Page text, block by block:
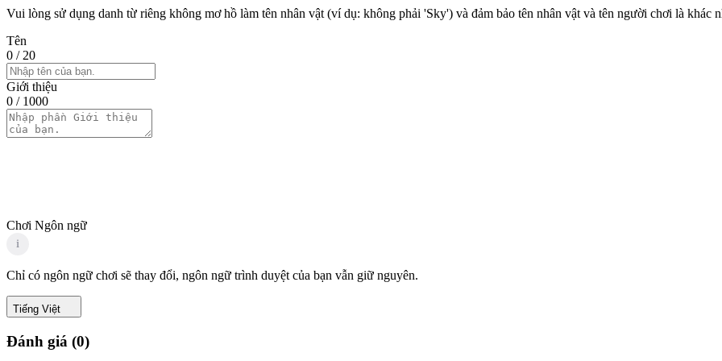
Vui lòng sử dụng danh từ riêng không mơ hồ làm tên nhân vật (ví dụ: không phải 'Sky') và đảm bảo tên nhân vật và tên người chơi là khác
Tên
0 / 20
Giới thiệu
0 / 1000
Chơi Ngôn ngữ
i
Chỉ có ngôn ngữ chơi sẽ thay đổi, ngôn ngữ trình duyệt của bạn vẫn giữ nguyên.
Tiếng Việt
Đánh giá (0)